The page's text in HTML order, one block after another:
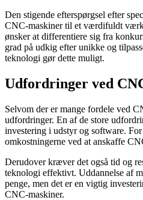
Den stigende efterspørgsel efter
CNC-maskiner til et værdifuldt
ønsker at differentiere sig fra
grad på udkig efter unikke og
teknologi gør dette muligt.
Udfordringer ved
Selvom der er mange fordele ved
udfordringer. En af de store
investering i udstyr og software.
omkostningerne ved at anskaffe
Derudover kræver det også tid og
teknologi effektivt. Uddannelse af
penge, men det er en vigtig
CNC-maskiner.